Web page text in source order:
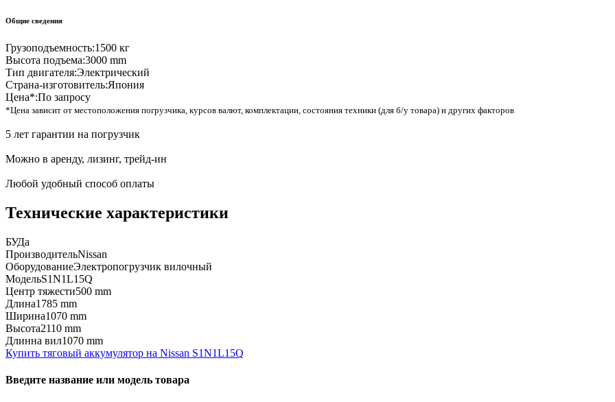
Общие сведения
Грузоподъемность:1500 кг
Высота подъема:3000 mm
Тип двигателя:Электрический
Страна-изготовитель:Япония
Цена*:По запросу
*Цена зависит от местоположения погрузчика, курсов валют, комплектации, состояния техники (для б/у товара) и других факторов
5 лет гарантии на погрузчик
Можно в аренду, лизинг, трейд-ин
Любой удобный способ оплаты
Технические характеристики
БУДа
ПроизводительNissan
ОборудованиеЭлектропогрузчик вилочный
МодельS1N1L15Q
Центр тяжести500 mm
Длина1785 mm
Ширина1070 mm
Высота2110 mm
Длинна вил1070 mm
Купить тяговый аккумулятор на Nissan S1N1L15Q
Введите название или модель товара